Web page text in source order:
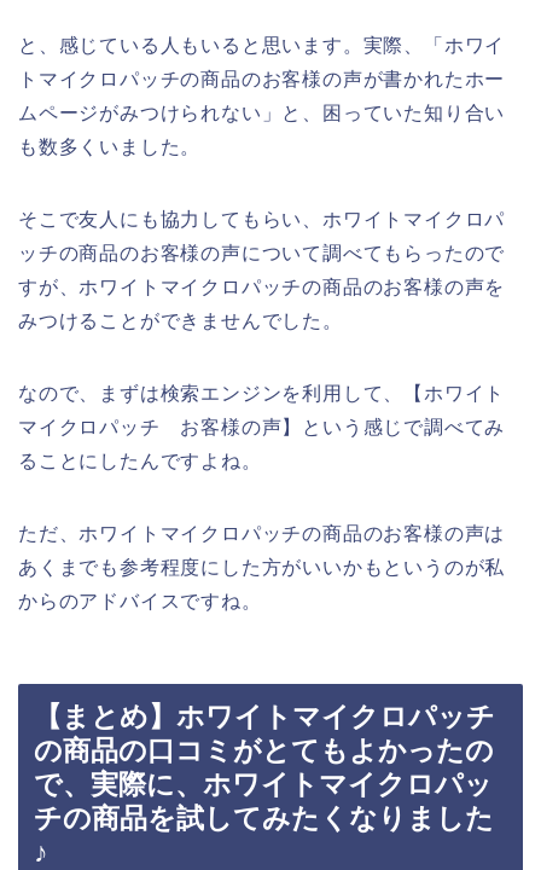
と、感じている人もいると思います。実際、「ホワイ
トマイクロパッチの商品のお客様の声が書かれたホー
ムページがみつけられない」と、困っていた知り合い
も数多くいました。
そこで友人にも協力してもらい、ホワイトマイクロパ
ッチの商品のお客様の声について調べてもらったので
すが、ホワイトマイクロパッチの商品のお客様の声を
みつけることができませんでした。
なので、まずは検索エンジンを利用して、【ホワイト
マイクロパッチ お客様の声】という感じで調べてみ
ることにしたんですよね。
ただ、ホワイトマイクロパッチの商品のお客様の声は
あくまでも参考程度にした方がいいかもというのが私
からのアドバイスですね。
【まとめ】ホワイトマイクロパッチ
の商品の口コミがとてもよかったの
で、実際に、ホワイトマイクロパッ
チの商品を試してみたくなりました
♪